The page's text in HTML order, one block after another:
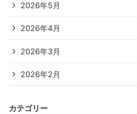
2026年5月
2026年4月
2026年3月
2026年2月
カテゴリー